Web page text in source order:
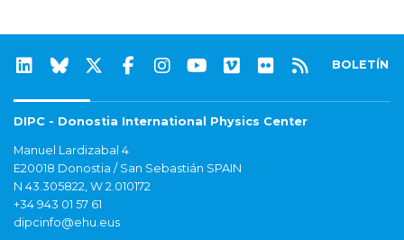
BOLETÍN
DIPC - Donostia International Physics Center
Manuel Lardizabal 4
E20018 Donostia / San Sebastián SPAIN
N 43.305822, W 2.010172
+34 943 01 57 61
dipcinfo@ehu.eus